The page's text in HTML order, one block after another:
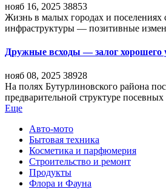
нояб 16, 2025 38853
Жизнь в малых городах и поселениях
инфраструктуры — позитивные
Дружные всходы — залог хорошего
нояб 08, 2025 38928
На полях Бутурлиновского района
предварительной структуре
Еще
Авто-мото
Бытовая техника
Косметика и парфюмерия
Строительство и ремонт
Продукты
Флора и Фауна